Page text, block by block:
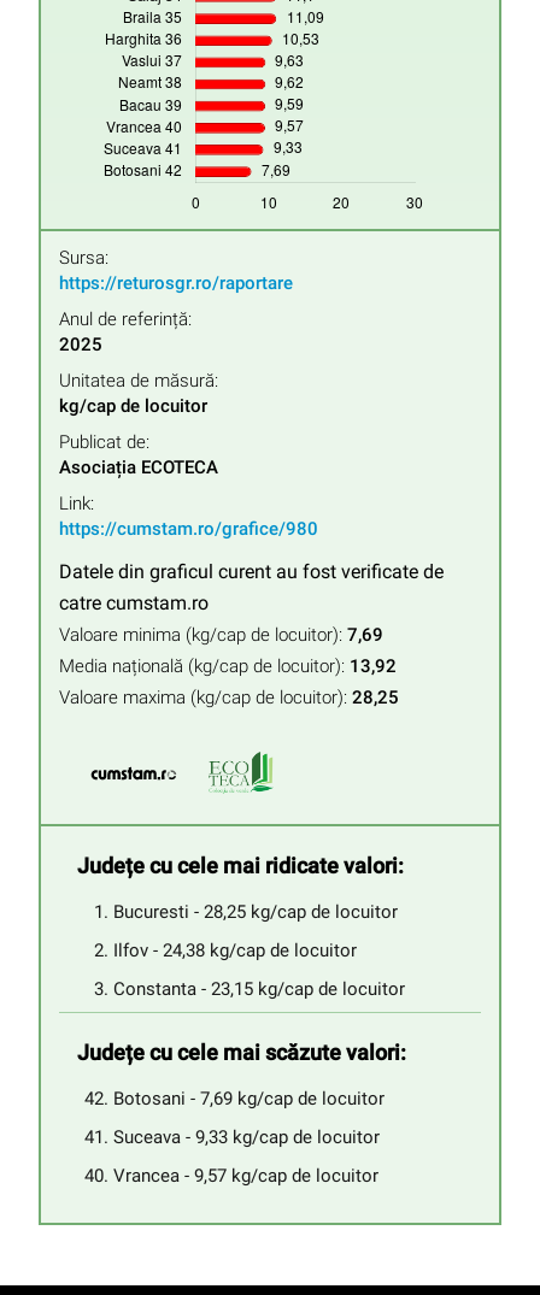
Sursa:
https://returosgr.ro/raportare
Anul de referință:
2025
Unitatea de măsură:
kg/cap de locuitor
Publicat de:
Asociația ECOTECA
Link:
https://cumstam.ro/grafice/980
Datele din graficul curent au fost verificate de
catre cumstam.ro
Valoare minima (kg/cap de locuitor): 7,69
Media națională (kg/cap de locuitor): 13,92
Valoare maxima (kg/cap de locuitor): 28,25
Județe cu cele mai ridicate valori:
Bucuresti - 28,25 kg/cap de locuitor
Ilfov - 24,38 kg/cap de locuitor
Constanta - 23,15 kg/cap de locuitor
Județe cu cele mai scăzute valori:
Botosani - 7,69 kg/cap de locuitor
Suceava - 9,33 kg/cap de locuitor
Vrancea - 9,57 kg/cap de locuitor